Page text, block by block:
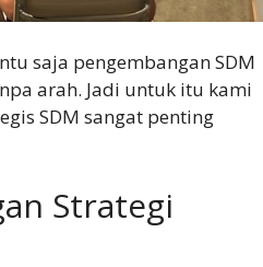
saja pengembangan SDM
arah. Jadi untuk itu kami
SDM sangat penting
Strategi